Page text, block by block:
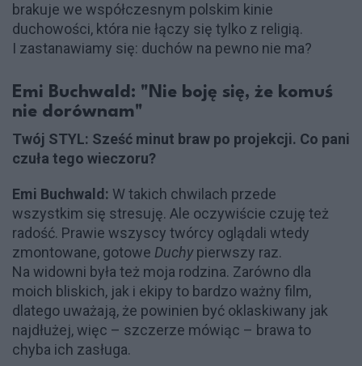
brakuje we współczesnym polskim kinie
duchowości, która nie łączy się tylko z religią.
I zastanawiamy się: duchów na pewno nie ma?
Emi Buchwald: "Nie boję się, że komuś
nie dorównam"
Twój STYL: Sześć minut braw po projekcji. Co pani
czuła tego wieczoru?
Emi Buchwald: W takich chwilach przede
wszystkim się stresuję. Ale oczywiście czuję też
radość. Prawie wszyscy twórcy oglądali wtedy
zmontowane, gotowe Duchypierwszy raz.
Na widowni była też moja rodzina. Zarówno dla
moich bliskich, jak i ekipy to bardzo ważny film,
dlatego uważają, że powinien być oklaskiwany jak
najdłużej, więc – szczerze mówiąc – brawa to
chyba ich zasługa.